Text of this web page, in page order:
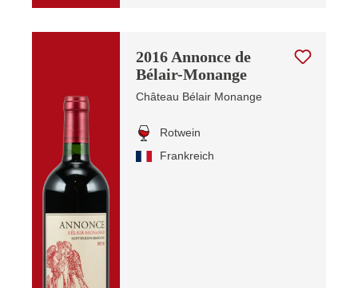
2016 Annonce de
Bélair-Monange
Château Bélair Monange
Rotwein
Frankreich